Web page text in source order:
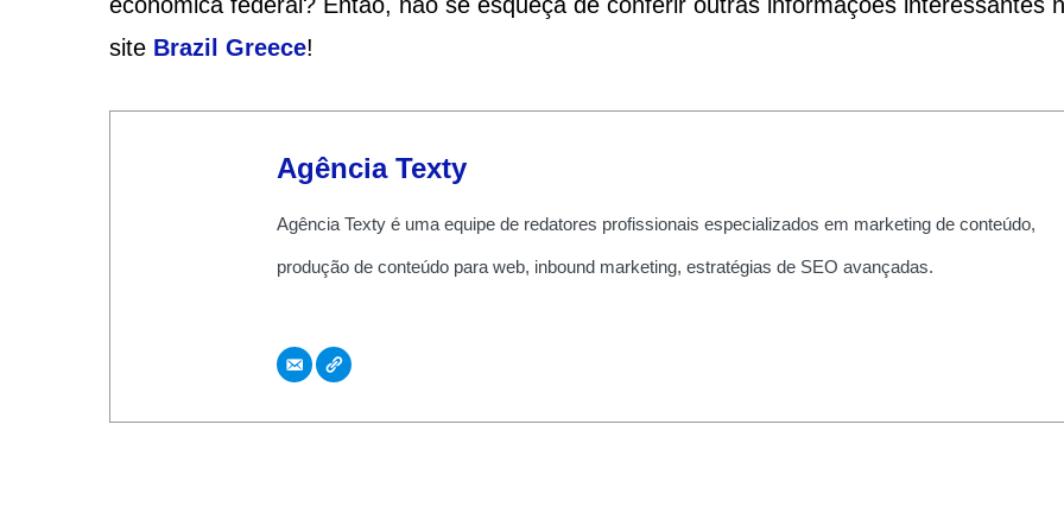
site Brazil Greece!
Agência Texty
Agência Texty é uma equipe de redatores profissionais especializados em marketing de conteúdo,
produção de conteúdo para web, inbound marketing, estratégias de SEO avançadas.